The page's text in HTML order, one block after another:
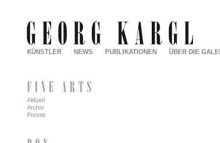
KÜNSTLER NEWS PUBLIKATIONEN ÜBER DIE
Aktuell
Archiv
Presse